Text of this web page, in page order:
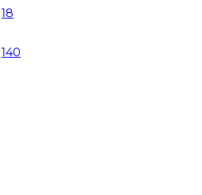
18
140